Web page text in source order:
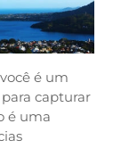
é um
capturar
é uma